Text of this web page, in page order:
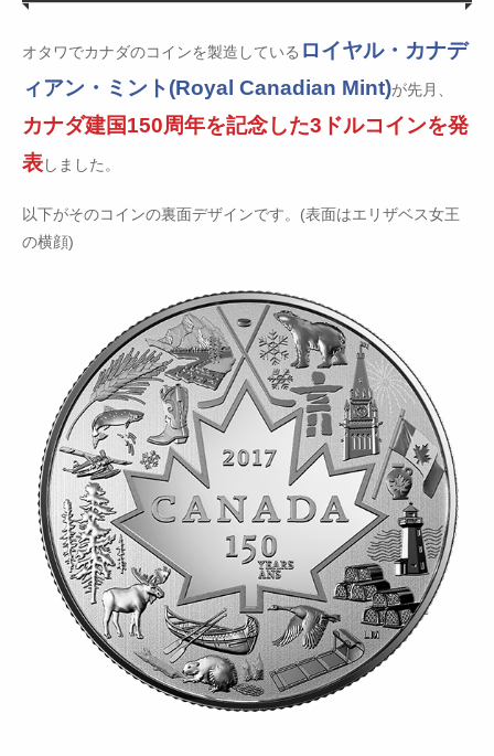
オタワでカナダのコインを製造している ロイヤル・カナデ
ィアン・ミント(Royal Canadian Mint)が先月、
カナダ建国150周年を記念した3ドルコインを発
表しました。
以下がそのコインの裏面デザインです。(表面はエリザベス女王
の横顔)